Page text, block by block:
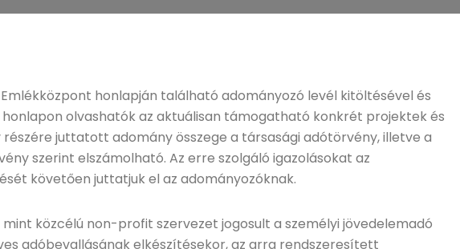
honlapján található adományozó levél kitöltésével és
honlapon olvashatók az aktuálisan támogatható konkrét projektek és
részére juttatott adomány összege a társasági adótörvény, illetve a
szerint elszámolható. Az erre szolgáló igazolásokat az
követően juttatjuk el az adományozóknak.
közcélú non-profit szervezet jogosult a személyi jövedelemadó
adóbevallásának elkészítésekor, az arra rendszeresített